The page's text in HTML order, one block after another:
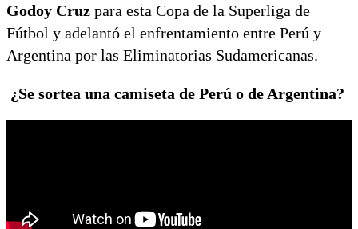
Godoy Cruz para esta Copa de la Superliga de
Fútbol y adelantó el enfrentamiento entre Perú y
Argentina por las Eliminatorias Sudamericanas.
¿Se sortea una camiseta de Perú o de Argentina?